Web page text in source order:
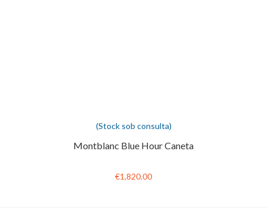
(Stock sob consulta)
Montblanc Blue Hour Caneta
€1,820.00